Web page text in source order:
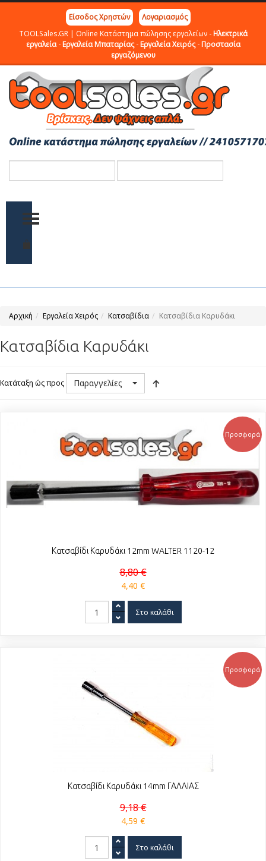
Είσοδος Χρηστών
Λογαριασμός
TOOLSales.GR | Online Κατάστημα πώλησης εργαλείων -Ηλεκτρικά
εργαλεία-Εργαλεία Μπαταρίας-Εργαλεία Χειρός-Προστασία
εργαζόμενου
TOGGLE MENU
Αρχική Εργαλεία Χειρός Κατσαβίδια Κατσαβίδια Καρυδάκι
Κατσαβίδια Καρυδάκι
Κατάταξη ώς προς Παραγγελίες
Προσφορά
Κατσαβίδι Καρυδάκι 12mm WALTER 1120-12
8,80 €
4,40 €
Προσφορά
Κατσαβίδι Καρυδάκι 14mm ΓΑΛΛΙΑΣ
9,18 €
4,59 €